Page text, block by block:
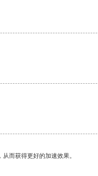
而获得更好的加速效果。